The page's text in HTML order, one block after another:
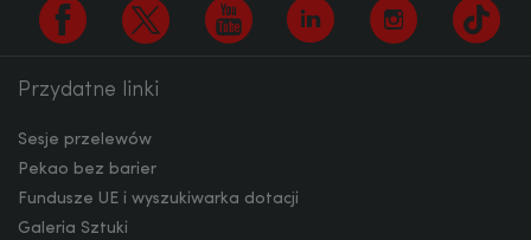
HUF
FacebookTwitter
Przydatne linki
Sesje przelewów
Pekao bez barier
Fundusze UE i wyszukiwarka dotacji
Galeria Sztuki